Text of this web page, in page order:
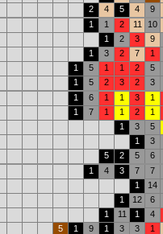
2
4 5 4
9
1
1 2 11
10
1
2 3
9
1
3 2 7
1
1
5 1 1 2
5
1
5 2 3 2
3
1
6 1 1 3
1
1
7 1 1 2
1
1
3
5
1
3
5
2 5
6
1
4 3 7
7
1
14
1
12
6
1
11 1
4
5
1 9 1 3 3
1